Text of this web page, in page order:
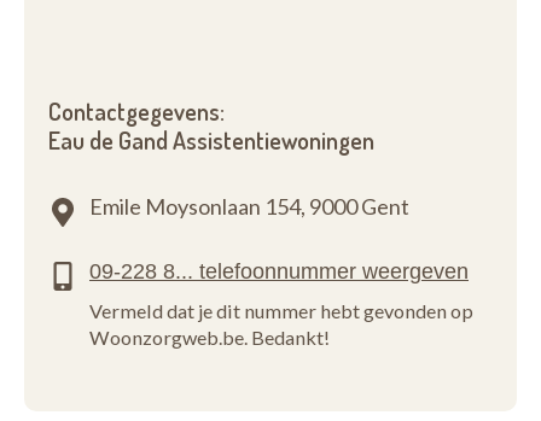
Contactgegevens:
Eau de Gand Assistentiewoningen
Emile Moysonlaan 154, 9000 Gent
Vermeld dat je dit nummer hebt gevonden op
Woonzorgweb.be. Bedankt!